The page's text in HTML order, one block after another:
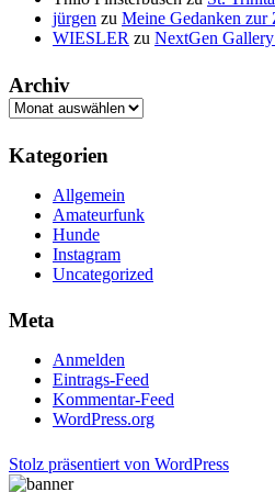
jürgen zu Meine Gedanken
WIESLER zu NextGen
Archiv
Archiv
Kategorien
Allgemein
Amateurfunk
Hunde
Instagram
Uncategorized
Meta
Anmelden
Eintrags-Feed
Kommentar-Feed
WordPress.org
Stolz präsentiert von WordPress